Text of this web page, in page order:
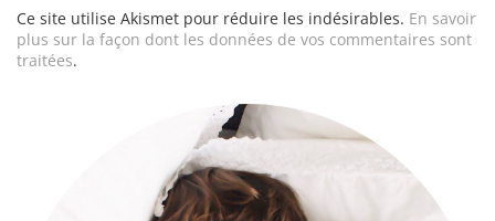
Ce site utilise Akismet pour réduire les indésirables. En savoir
plus sur la façon dont les données de vos commentaires sont
traitées.